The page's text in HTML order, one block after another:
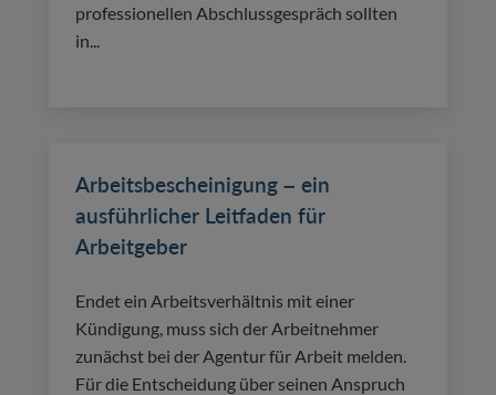
professionellen Abschlussgespräch sollten
in...
Arbeitsbescheinigung – ein
ausführlicher Leitfaden für
Arbeitgeber
Endet ein Arbeitsverhältnis mit einer
Kündigung, muss sich der Arbeitnehmer
zunächst bei der Agentur für Arbeit melden.
Für die Entscheidung über seinen Anspruch